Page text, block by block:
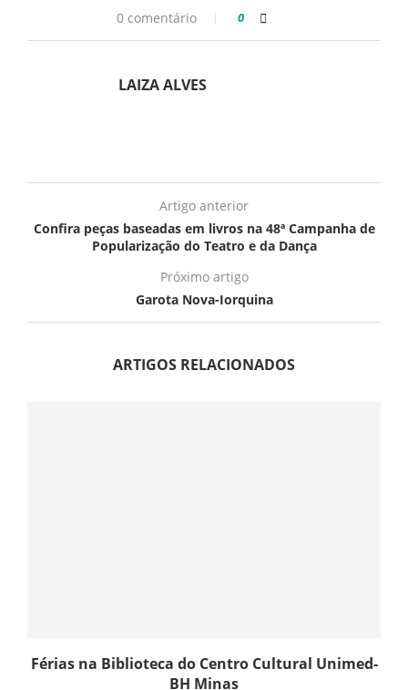
0 comentário 0
LAIZA ALVES
Artigo anterior
Confira peças baseadas em livros na 48ª Campanha de
Popularização do Teatro e da Dança
Próximo artigo
Garota Nova-Iorquina
ARTIGOS RELACIONADOS
Férias na Biblioteca do Centro Cultural Unimed-
BH Minas